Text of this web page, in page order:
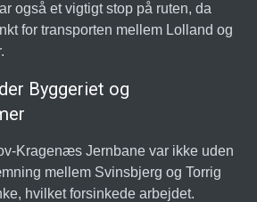
også et vigtigt stop på ruten, da
for transporten mellem Lolland og
Byggeriet og
Kragenæs Jernbane var ikke uden
mellem Svinsbjerg og Torrig
hvilket forsinkede arbejdet.